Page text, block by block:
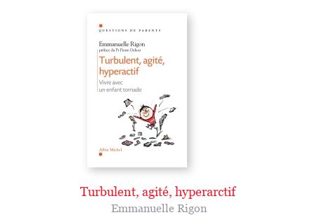
Turbulent, agité, hyperarctif
Emmanuelle Rigon